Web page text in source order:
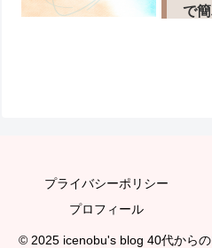
で簡
プライバシーポリシー
プロフィール
© 2025 icenobu's blog 40代から